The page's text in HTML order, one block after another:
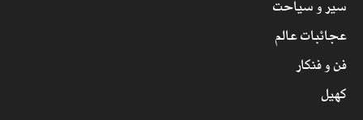
سیر و سیاحت
عجائبات عالم
فن و فنکار
کھیل